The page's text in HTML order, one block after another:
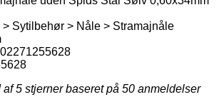
> Sytilbehør > Nåle > Stramajnåle
af 5 stjerner baseret på 50 anmeldelser